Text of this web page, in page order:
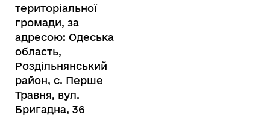
територіальної
громади, за
адресою: Одеська
область,
Роздільнянський
район, с. Перше
Травня, вул.
Бригадна, 36